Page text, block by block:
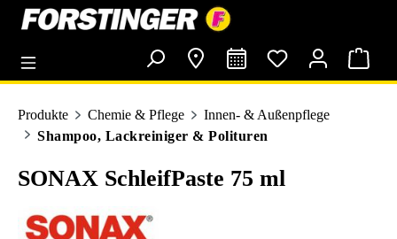
springen
Produkte Chemie & Pflege
Innen- & Außenpflege
Shampoo, Lackreiniger & Polituren
SONAX SchleifPaste 75 ml